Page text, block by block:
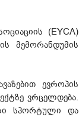
(EYCA)
მემორანდუმის
ევროპის
ვრცელდება.
სპორტული და